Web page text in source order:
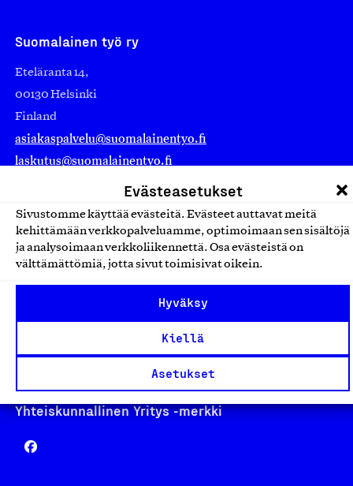
Evästeasetukset
Sivustomme käyttää evästeitä. Evästeet auttavat meitä
kehittämään verkkopalveluamme, optimoimaan sen sisältöjä
ja analysoimaan verkkoliikennettä. Osa evästeistä on
välttämättömiä, jotta sivut toimisivat oikein.
Hyväksy
Kiellä
Asetukset
Suomalainen työ ry
Eteläranta 14,
00130 Helsinki
Finland
asiakaspalvelu@suomalainentyo.fi
laskutus@suomalainentyo.fi
Avainlippu
Yhteiskunnallinen Yritys -merkki